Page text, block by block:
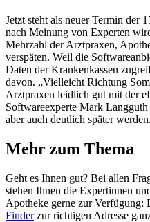
Jetzt steht als neuer Termin der
nach Meinung von Experten
Mehrzahl der Arztpraxen,
verspäten. Weil die
Daten der Krankenkassen
davon. „Vielleicht Richtung
Arztpraxen leidlich gut mit der
Softwareexperte Mark
aber auch deutlich später werden.
Mehr zum Thema
Geht es Ihnen gut? Bei allen
stehen Ihnen die Expertinnen
Apotheke gerne zur Verfügung:
Finderzur richtigen Adresse